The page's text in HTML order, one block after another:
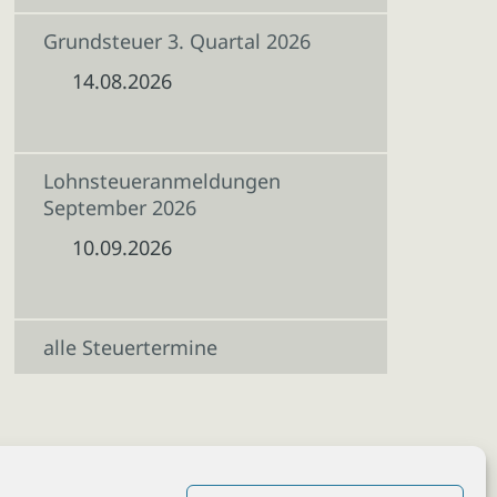
Grundsteuer 3. Quartal 2026
14.08.2026
Lohnsteueranmeldungen
September 2026
10.09.2026
alle Steuertermine